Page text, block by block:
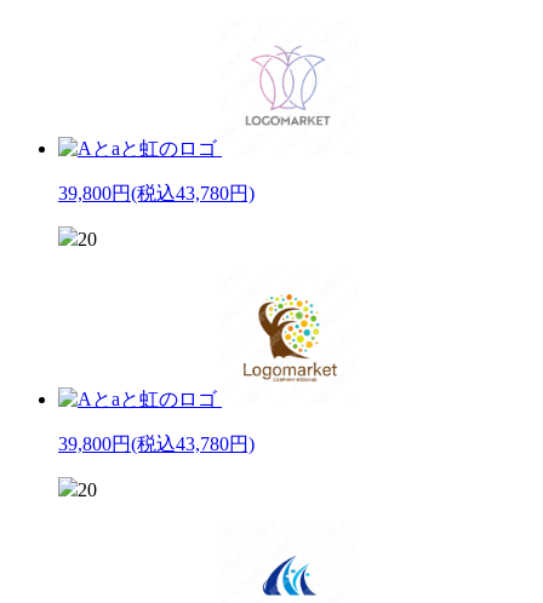
39,800円(税込43,780円)
20
39,800円(税込43,780円)
20